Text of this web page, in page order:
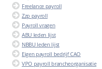
Freelance payroll
Zzp payroll
Payroll vragen
ABU leden lijst
NBBU leden lijst
Eigen payroll bedrijf CAO
VPO payroll brancheorganisatie